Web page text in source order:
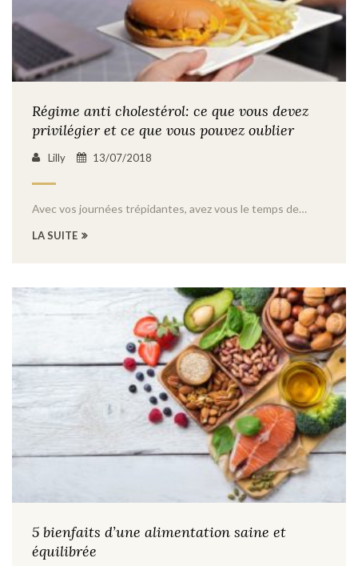
Régime anti cholestérol: ce que vous devez
privilégier et ce que vous pouvez oublier
Lilly 13/07/2018
Avec vos journées trépidantes, avez vous le temps de…
LA SUITE
5 bienfaits d’une alimentation saine et
équilibrée